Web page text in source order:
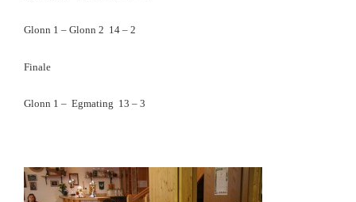
Glonn 1 – Glonn 2 14 – 2
Finale
Glonn 1 – Egmating 13 – 3